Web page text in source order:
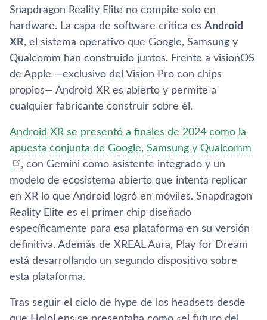
Snapdragon Reality Elite no compite solo en
hardware. La capa de software crítica es Android
XR, el sistema operativo que Google, Samsung y
Qualcomm han construido juntos. Frente a visionOS
de Apple —exclusivo del Vision Pro con chips
propios— Android XR es abierto y permite a
cualquier fabricante construir sobre él.
Android XR se presentó a finales de 2024 como la
apuesta conjunta de Google, Samsung y Qualcomm
, con Gemini como asistente integrado y un
modelo de ecosistema abierto que intenta replicar
en XR lo que Android logró en móviles. Snapdragon
Reality Elite es el primer chip diseñado
específicamente para esa plataforma en su versión
definitiva. Además de XREAL Aura, Play for Dream
está desarrollando un segundo dispositivo sobre
esta plataforma.
Tras seguir el ciclo de hype de los headsets desde